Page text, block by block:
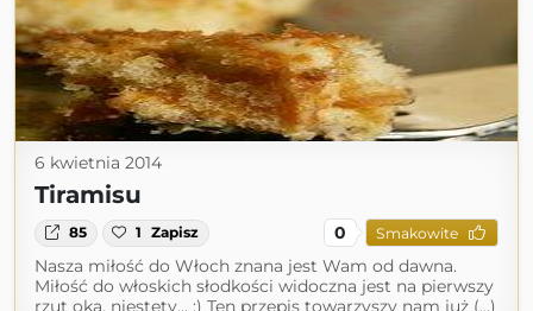
6 kwietnia 2014
Tiramisu
85 1 Zapisz 0 Smakowite
Nasza miłość do Włoch znana jest Wam od dawna.
Miłość do włoskich słodkości widoczna jest na pierwszy
rzut oka, niestety... ;) Ten przepis towarzyszy nam już (...)